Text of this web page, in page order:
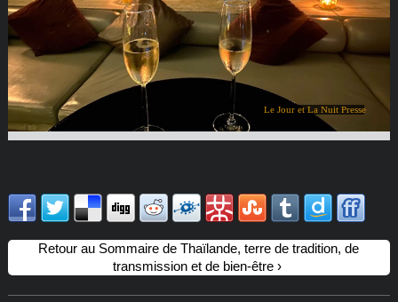
Le Jour et La Nuit Presse
Retour au Sommaire de Thaïlande, terre de tradition, de
transmission et de bien-être